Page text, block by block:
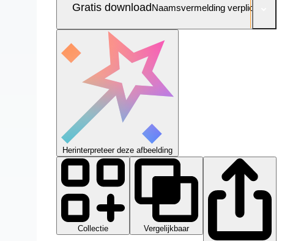
Gratis downloadNaamsvermelding verplicht
Herinterpreteer deze afbeelding
Collectie
Vergelijkbaar